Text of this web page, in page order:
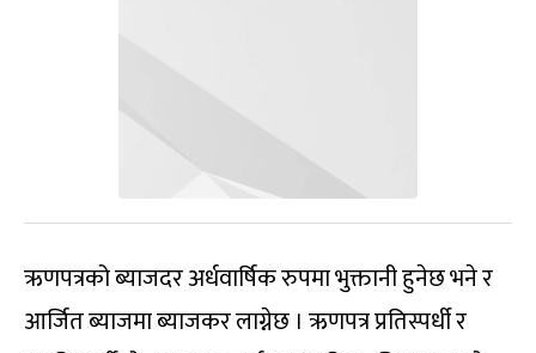
ऋणपत्रको ब्याजदर अर्धवार्षिक रुपमा भुक्तानी हुनेछ भने र
आर्जित ब्याजमा ब्याजकर लाग्नेछ । ऋणपत्र प्रतिस्पर्धी र